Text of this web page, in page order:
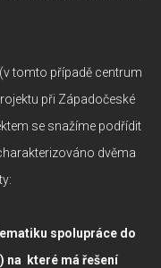
tomto případě centrum
při Západočeské
se snažíme podřídit
dvěma
spolupráce do
na které má řešení